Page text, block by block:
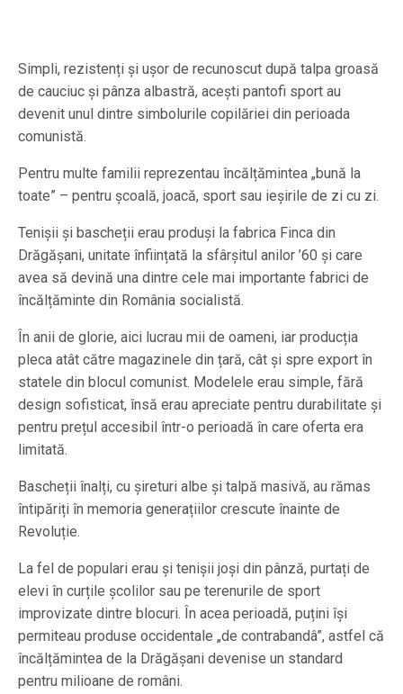
Simpli, rezistenți și ușor de recunoscut după talpa groasă
de cauciuc și pânza albastră, acești pantofi sport au
devenit unul dintre simbolurile copilăriei din perioada
comunistă.
Pentru multe familii reprezentau încălțămintea „bună la
toate” – pentru școală, joacă, sport sau ieșirile de zi cu zi.
Tenișii și bascheții erau produși la fabrica Finca din
Drăgășani, unitate înființată la sfârșitul anilor ’60 și care
avea să devină una dintre cele mai importante fabrici de
încălțăminte din România socialistă.
În anii de glorie, aici lucrau mii de oameni, iar producția
pleca atât către magazinele din țară, cât și spre export în
statele din blocul comunist. Modelele erau simple, fără
design sofisticat, însă erau apreciate pentru durabilitate și
pentru prețul accesibil într-o perioadă în care oferta era
limitată.
Bascheții înalți, cu șireturi albe și talpă masivă, au rămas
întipăriți în memoria generațiilor crescute înainte de
Revoluție.
La fel de populari erau și tenișii joși din pânză, purtați de
elevi în curțile școlilor sau pe terenurile de sport
improvizate dintre blocuri. În acea perioadă, puțini își
permiteau produse occidentale „de contrabandâ”, astfel că
încălțămintea de la Drăgășani devenise un standard
pentru milioane de români.